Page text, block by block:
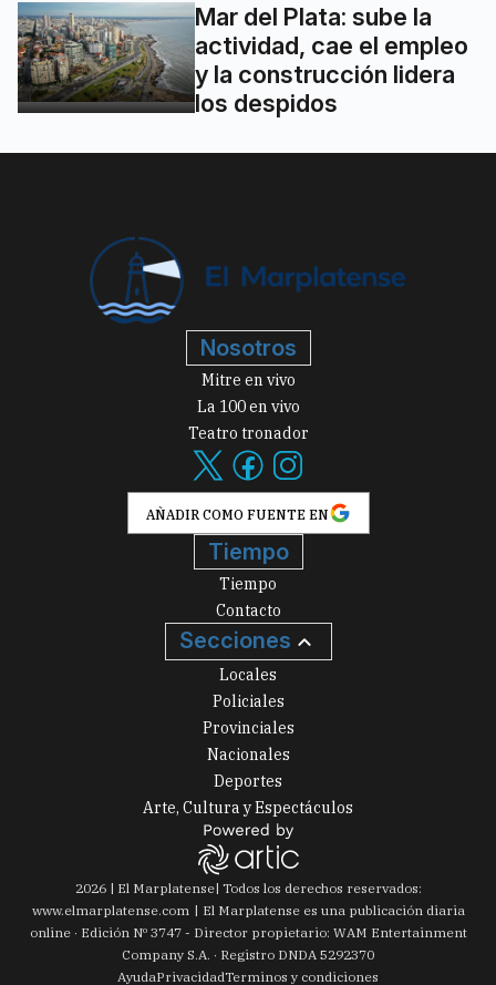
Mar del Plata: sube la
actividad, cae el empleo
y la construcción lidera
los despidos
Nosotros
Mitre en vivo
La 100 en vivo
Teatro tronador
AÑADIR COMO FUENTE EN
Tiempo
Tiempo
Contacto
Secciones
Locales
Policiales
Provinciales
Nacionales
Deportes
Arte, Cultura y Espectáculos
2026| El Marplatense| Todos los derechos reservados:
www.elmarplatense.com
El Marplatense es una publicación diaria
online · Edición Nº 3747- Director propietario: WAM Entertainment
Company S.A. · Registro DNDA 5292370
AyudaPrivacidadTerminos y condiciones